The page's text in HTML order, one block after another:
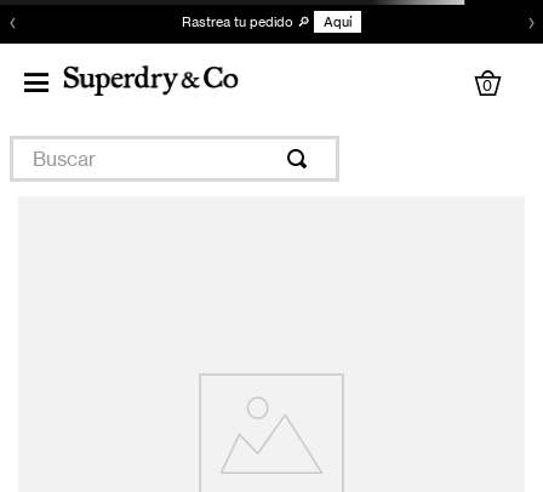
‹ Rastrea tu pedido 🔎 Aquí ›
0
Buscar